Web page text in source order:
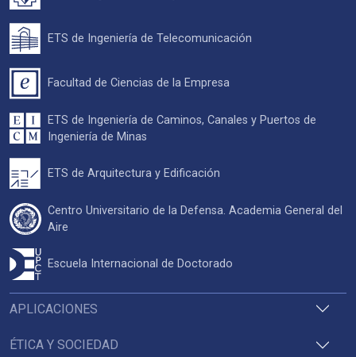
APLICACIONES
ÉTICA Y SOCIEDAD
ETS de Ingeniería de Telecomunicación
Facultad de Ciencias de la Empresa
ETS de Ingeniería de Caminos, Canales y Puertos de
Ingeniería de Minas
ETS de Arquitectura y Edificación
Centro Universitario de la Defensa. Academia General del
Aire
Escuela Internacional de Doctorado